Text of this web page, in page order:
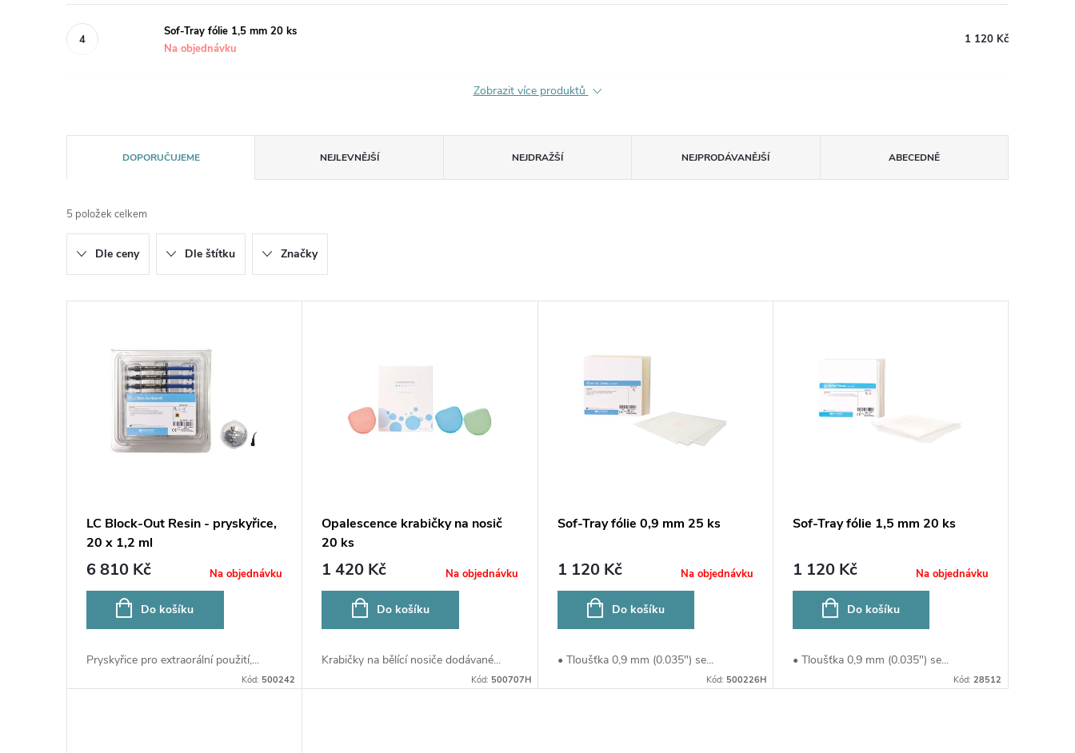
Sof-Tray fólie 1,5 mm 20 ks
Na objednávku
1 120 Kč
Zobrazit více produktů
a
z
e
n
DOPORUČUJEME NEJLEVNĚJŠÍ NEJDRAŽŠÍ NEJPRODÁVANĚJŠÍ ABECEDNĚ
5 položek celkem
Dle ceny Dle štítku Značky
u
LC Block-Out Resin - pryskyřice,
20 x 1,2 ml
6 810 Kč Na objednávku
Do košíku
Pryskyřice pro extraorální použití,...
Kód: 500242
Opalescence krabičky na nosič
20 ks
1 420 Kč Na objednávku
Do košíku
Krabičky na bělící nosiče dodávané...
Kód: 500707H
Sof-Tray fólie 0,9 mm 25 ks
1 120 Kč Na objednávku
Do košíku
• Tloušťka 0,9 mm (0.035") se...
Kód: 500226H
Sof-Tray fólie 1,5 mm 20 ks
1 120 Kč Na objednávku
Do košíku
• Tloušťka 0,9 mm (0.035") se...
Kód: 28512